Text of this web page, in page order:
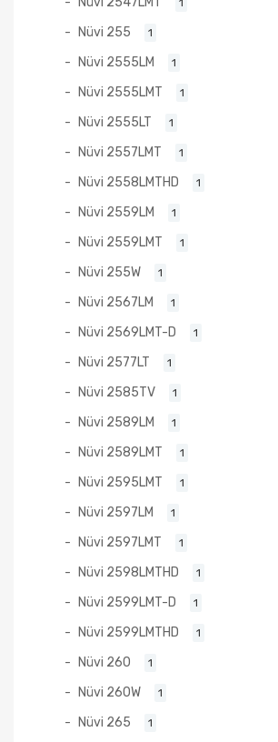
Nüvi 255 1
Nüvi 2555LM 1
Nüvi 2555LMT 1
Nüvi 2555LT 1
Nüvi 2557LMT 1
Nüvi 2558LMTHD 1
Nüvi 2559LM 1
Nüvi 2559LMT 1
Nüvi 255W 1
Nüvi 2567LM 1
Nüvi 2569LMT-D 1
Nüvi 2577LT 1
Nüvi 2585TV 1
Nüvi 2589LM 1
Nüvi 2589LMT 1
Nüvi 2595LMT 1
Nüvi 2597LM 1
Nüvi 2597LMT 1
Nüvi 2598LMTHD 1
Nüvi 2599LMT-D 1
Nüvi 2599LMTHD 1
Nüvi 260 1
Nüvi 260W 1
Nüvi 265 1